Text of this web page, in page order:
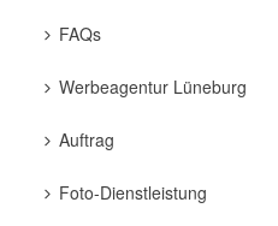
FAQs
Werbeagentur Lüneburg
Auftrag
Foto-Dienstleistung